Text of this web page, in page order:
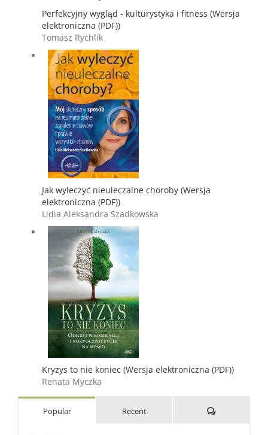
Perfekcyjny wygląd - kulturystyka i fitness (Wersja
elektroniczna (PDF))
Tomasz Rychlik
Jak wyleczyć nieuleczalne choroby (Wersja
elektroniczna (PDF))
Lidia Aleksandra Szadkowska
Kryzys to nie koniec (Wersja elektroniczna (PDF))
Renata Myczka
Popular Recent Comments